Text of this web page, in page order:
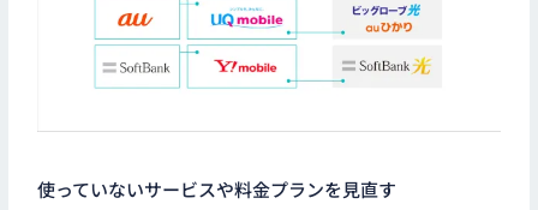
使っていないサービスや料金プランを見直す